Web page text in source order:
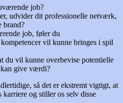
job?
udvider dit professionelle netværk,
brand?
job, føler du
vil kunne bringes i spil
du vil kunne overbevise potentielle
kan give værdi?
så det er ekstremt vigtigt, at
og stiller os selv disse